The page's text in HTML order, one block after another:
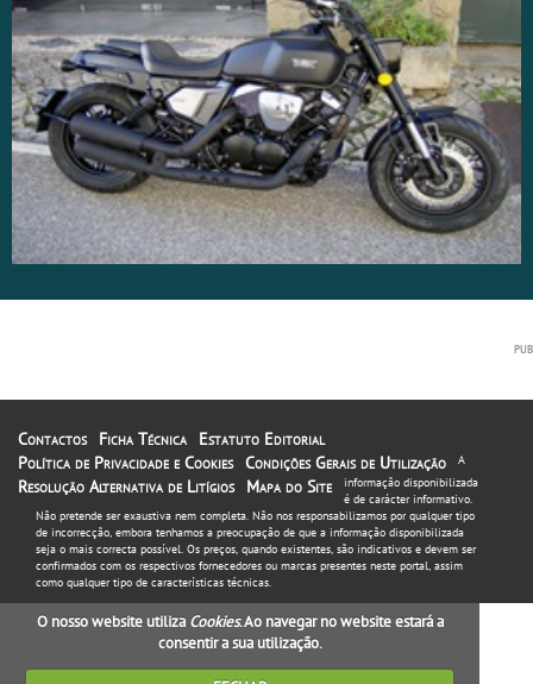
Contactos Ficha Técnica
Estatuto Editorial
Política de Privacidade e Cookies Condições Gerais de Utilização
Resolução Alternativa de Litígios
Mapa do Site
A
informação disponibilizada
é de carácter informativo.
Não pretende ser exaustiva nem completa. Não nos responsabilizamos por qualquer tipo
de incorrecção, embora tenhamos a preocupação de que a informação disponibilizada
seja o mais correcta possível. Os preços, quando existentes, são indicativos e devem ser
confirmados com os respectivos fornecedores ou marcas presentes neste portal, assim
como qualquer tipo de características técnicas.
O nosso website utiliza Cookies. Ao navegar no website estará a
consentir a sua utilização.